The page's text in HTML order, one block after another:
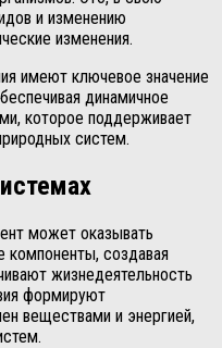
и изменению
изменения.
имеют ключевое значение
динамичное
которое поддерживает
систем.
может оказывать
компоненты, создавая
жизнедеятельность
формируют
веществами и энергией,